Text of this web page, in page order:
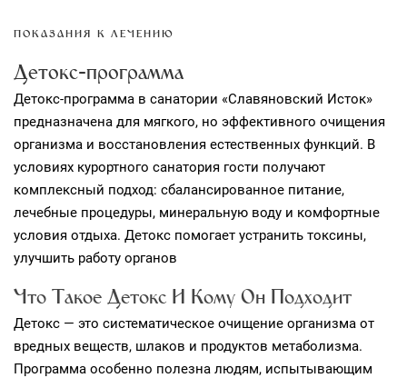
ПОКАЗАНИЯ К ЛЕЧЕНИЮ
Детокс‑программа
Детокс‑программа в санатории «Славяновский Исток»
предназначена для мягкого, но эффективного очищения
организма и восстановления естественных функций. В
условиях курортного санатория гости получают
комплексный подход: сбалансированное питание,
лечебные процедуры, минеральную воду и комфортные
условия отдыха. Детокс помогает устранить токсины,
улучшить работу органов
Что Такое Детокс И Кому Он Подходит
Детокс — это систематическое очищение организма от
вредных веществ, шлаков и продуктов метаболизма.
Программа особенно полезна людям, испытывающим